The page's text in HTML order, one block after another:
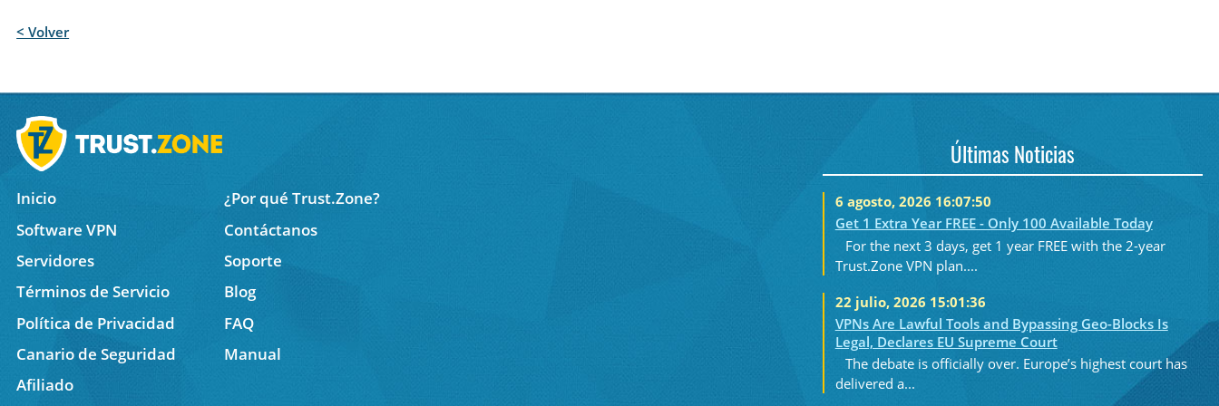
< Volver
Inicio
¿Por qué Trust.Zone?
Software VPN
Contáctanos
Servidores
Soporte
Términos de Servicio
Blog
Política de Privacidad
FAQ
Canario de Seguridad
Manual
Afiliado
Últimas Noticias
6 agosto, 2026 16:07:50
Get 1 Extra Year FREE - Only 100 Available Today
For the next 3 days, get 1 year FREE with the 2-year
Trust.Zone VPN plan....
22 julio, 2026 15:01:36
VPNs Are Lawful Tools and Bypassing Geo-Blocks Is
Legal, Declares EU Supreme Court
The debate is officially over. Europe’s highest court has
delivered a...